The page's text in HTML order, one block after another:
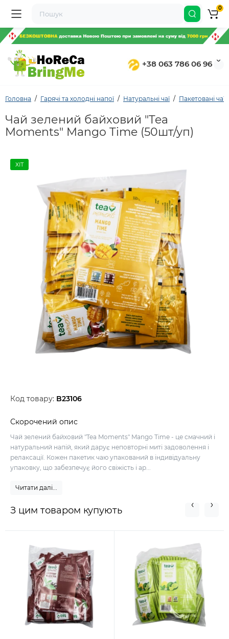
+38 063 786 06 96
0
Головна Гарячі та холодні напої Натуральні чаї Пакетовані чаї
Чай зелений байховий "Tea
Moments" Mango Time (50шт/уп)
ХІТ
Код товару: B23106
Скорочений опис
Чай зелений байховий "Tea Moments" Mango Time - це смачний і
натуральний напій, який дарує неповторні миті задоволення і
релаксації. Кожен пакетик чаю упакований в індивідуальну
упаковку, що забезпечує його свіжість і ар...
Читати далі...
З цим товаром купують